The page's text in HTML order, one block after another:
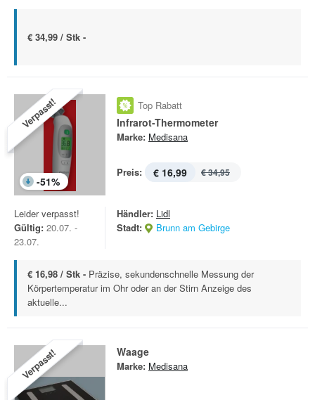
€ 34,99 / Stk -
Verpasst!
-51%
Top Rabatt
Infrarot-Thermometer
Marke: Medisana
Preis: € 16,99 € 34,95
Leider verpasst!
Gültig: 20.07. -
23.07.
Händler: Lidl
Stadt:
Brunn am Gebirge
€ 16,98 / Stk - Präzise, sekundenschnelle Messung der
Körpertemperatur im Ohr oder an der Stirn Anzeige des
aktuelle...
Verpasst! Waage
Marke: Medisana